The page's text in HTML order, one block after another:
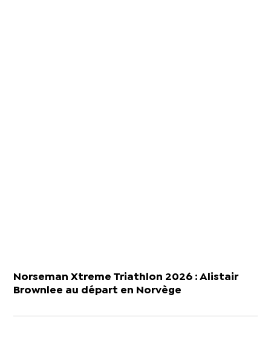
Norseman Xtreme Triathlon 2026 : Alistair
Brownlee au départ en Norvège